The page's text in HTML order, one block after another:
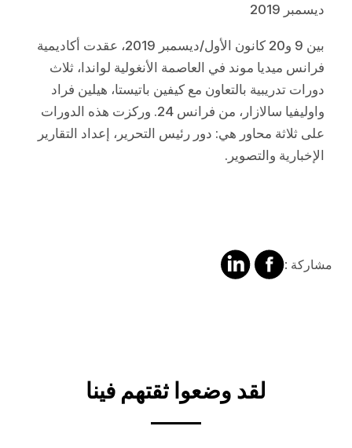
ديسمبر 2019
بين 9 و20 كانون الأول/ديسمبر 2019، عقدت أكاديمية
فرانس ميديا موند في العاصمة الأنغولية لواندا، ثلاث
دورات تدريبية بالتعاون مع كيفين باتيستا، هيلين فراد
واوليفيا سالازار، من فرانس 24. وركزت هذه الدورات
على ثلاثة محاور هي: دور رئيس التحرير، إعداد التقارير
الإخبارية والتصوير.
مشاركة :مشاركة
على
مشالرة
على
لقد وضعوا ثقتهم فينا